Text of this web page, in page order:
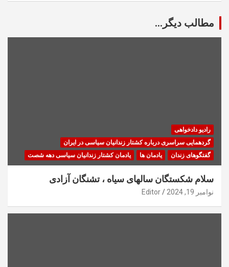
مطالب دیگر...
رادیو دادخواهی
گردهمایی سراسری درباره کشتار زندانیان سیاسی در ایران
گفتگوهای زندان
یادمان ها یادمان کشتار زندانیان سیاسی دهه شصت
سلام شکستگان سالهای سیاه ، تشنگان آزادی
نوامبر 19, 2024 Editor